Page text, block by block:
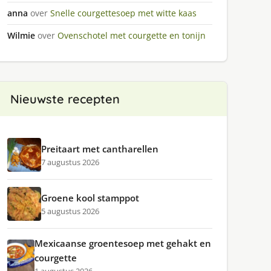
anna over Snelle courgettesoep met witte kaas
Wilmie over Ovenschotel met courgette en tonijn
Nieuwste recepten
Preitaart met cantharellen
7 augustus 2026
Groene kool stamppot
5 augustus 2026
Mexicaanse groentesoep met gehakt en
courgette